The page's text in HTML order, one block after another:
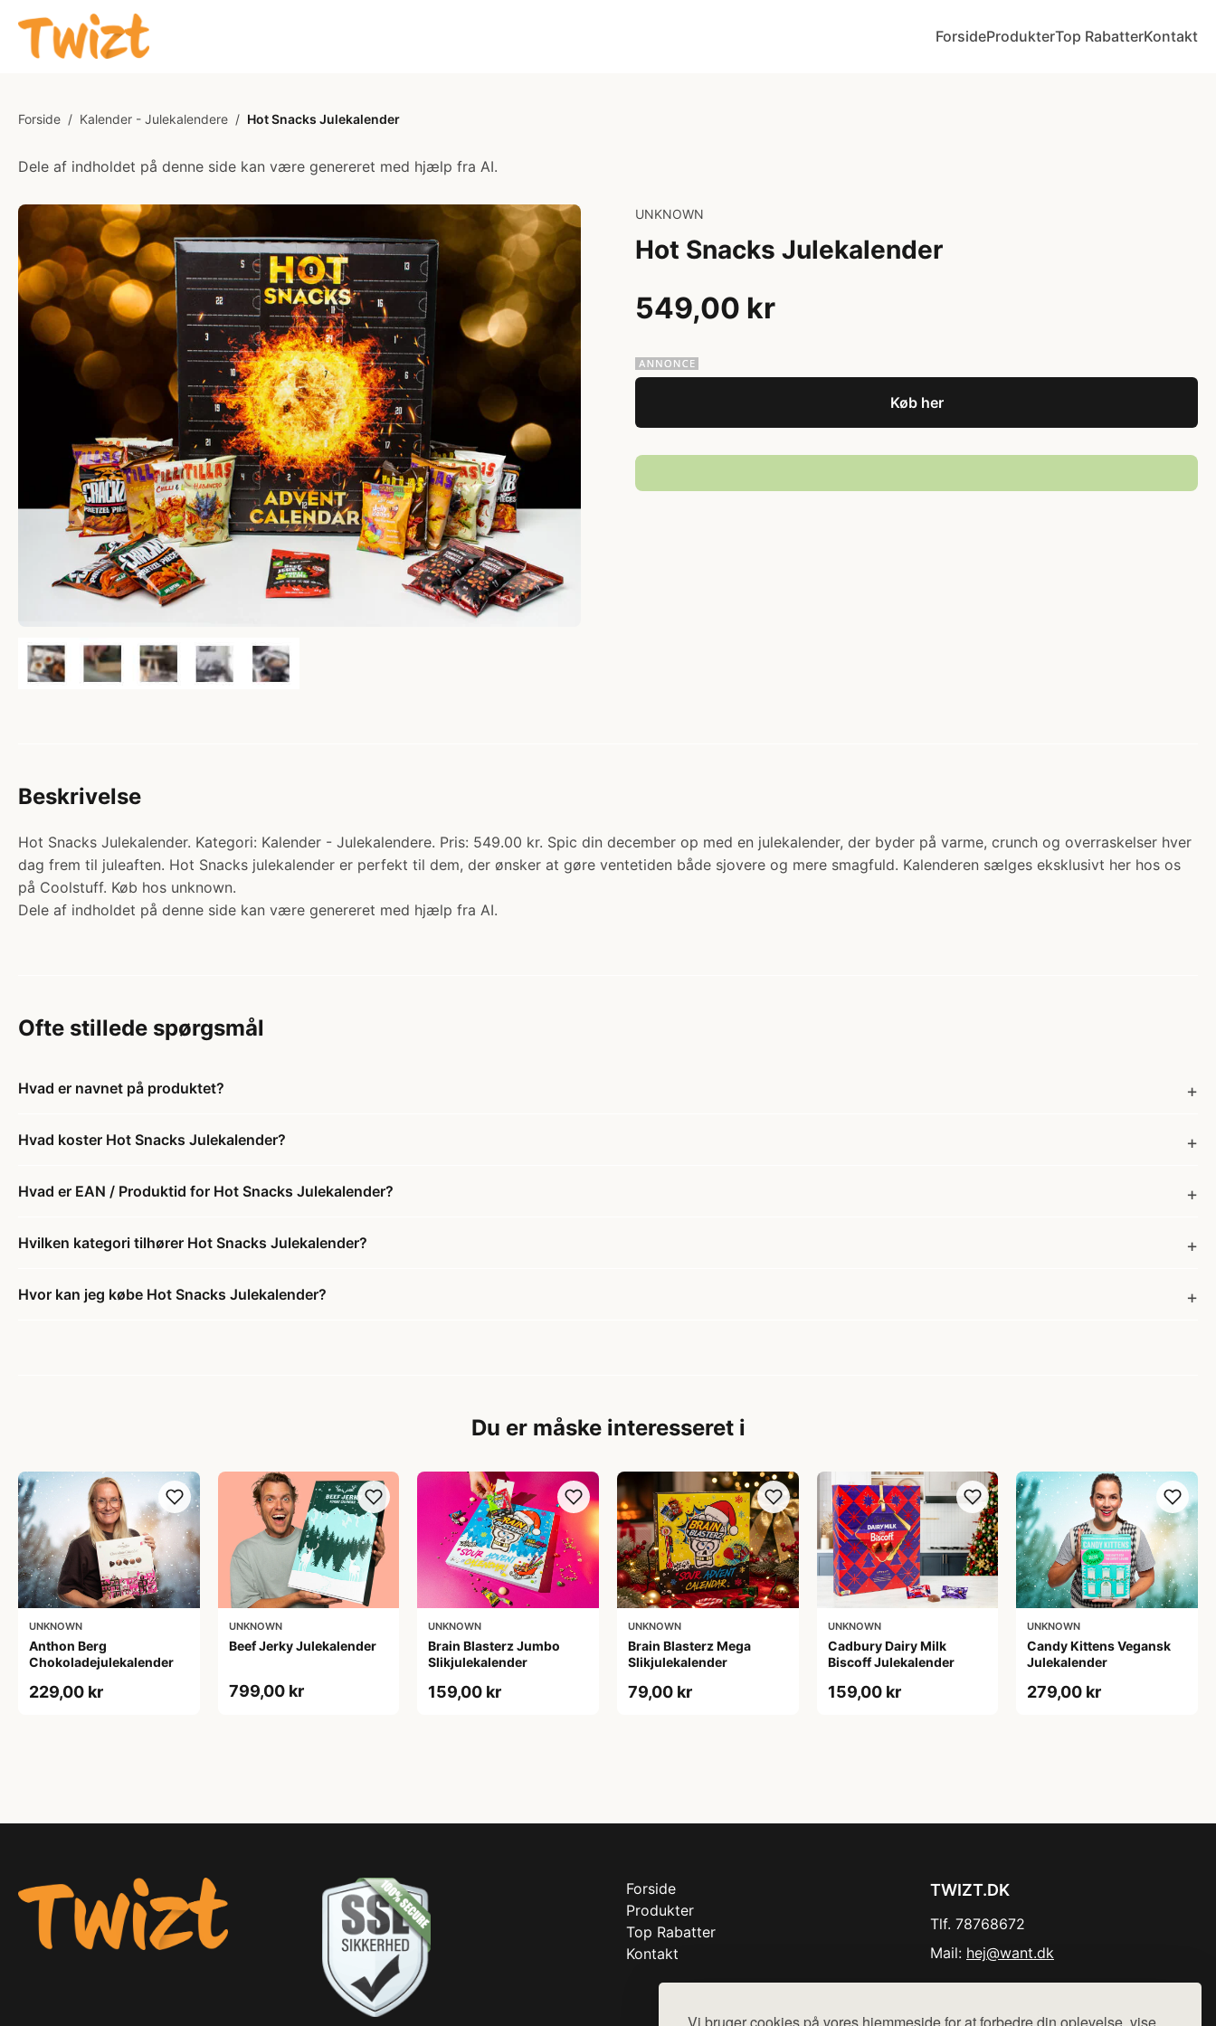
ForsideProdukterTop RabatterKontakt
Forside / Kalender - Julekalendere / Hot Snacks Julekalender
Dele af indholdet på denne side kan være genereret med hjælp fra AI.
UNKNOWN
Hot Snacks Julekalender
549,00 kr
Køb her
Beskrivelse
Hot Snacks Julekalender. Kategori: Kalender - Julekalendere. Pris: 549.00 kr. Spic din december op med en julekalender, der byder på varme, crunch og overraskelser hver
dag frem til juleaften. Hot Snacks julekalender er perfekt til dem, der ønsker at gøre ventetiden både sjovere og mere smagfuld. Kalenderen sælges eksklusivt her hos os
på Coolstuff. Køb hos unknown.
Dele af indholdet på denne side kan være genereret med hjælp fra AI.
Ofte stillede spørgsmål
Hvad er navnet på produktet?
Hvad koster Hot Snacks Julekalender?
Hvad er EAN / Produktid for Hot Snacks Julekalender?
Hvilken kategori tilhører Hot Snacks Julekalender?
Hvor kan jeg købe Hot Snacks Julekalender?
Du er måske interesseret i
UNKNOWN
Anthon Berg
Chokoladejulekalender
229,00 kr
UNKNOWN
Beef Jerky Julekalender
799,00 kr
UNKNOWN
Brain Blasterz Jumbo
Slikjulekalender
159,00 kr
UNKNOWN
Brain Blasterz Mega
Slikjulekalender
79,00 kr
UNKNOWN
Cadbury Dairy Milk
Biscoff Julekalender
159,00 kr
UNKNOWN
Candy Kittens Vegansk
Julekalender
279,00 kr
Forside
Produkter
Top Rabatter
Kontakt
TWIZT.DK
Tlf. 78768672
Mail: hej@want.dk